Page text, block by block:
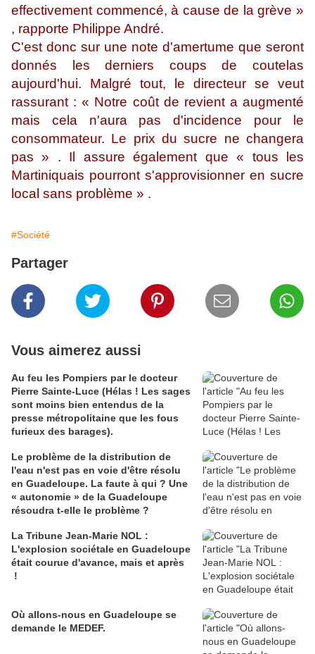
effectivement commencé, à cause de la grève »
, rapporte Philippe André.
C'est donc sur une note d'amertume que seront
donnés les derniers coups de coutelas
aujourd'hui. Malgré tout, le directeur se veut
rassurant : « Notre coût de revient a augmenté
mais cela n'aura pas d'incidence pour le
consommateur. Le prix du sucre ne changera
pas » . Il assure également que « tous les
Martiniquais pourront s'approvisionner en sucre
local sans problème » .
#Société
Partager
Vous aimerez aussi
Au feu les Pompiers par le docteur
Pierre Sainte-Luce (Hélas ! Les sages
sont moins bien entendus de la
presse métropolitaine que les fous
furieux des barages).
Le problème de la distribution de
l'eau n'est pas en voie d'être résolu
en Guadeloupe. La faute à qui ? Une
« autonomie » de la Guadeloupe
résoudra t-elle le problème ?
La Tribune Jean-Marie NOL :
L'explosion sociétale en Guadeloupe
était courue d'avance, mais et après
!
Où allons-nous en Guadeloupe se
demande le MEDEF.